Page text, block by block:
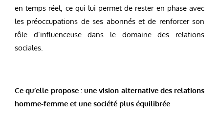
en temps réel, ce qui lui permet de rester en phase avec
les préoccupations de ses abonnés et de renforcer son
rôle d’influenceuse dans le domaine des relations
sociales.
Ce qu’elle propose : une vision alternative des relations
homme-femme et une société plus équilibrée